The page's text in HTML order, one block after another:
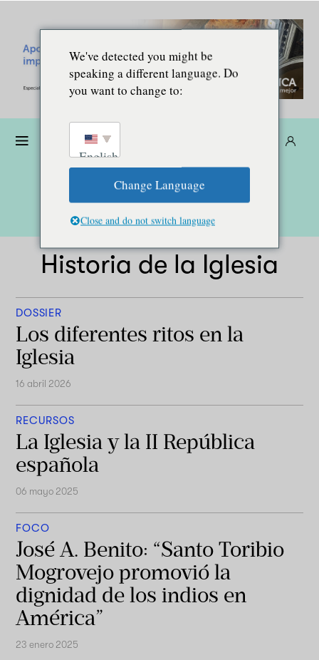
Historia de la Iglesia
DOSSIER
Los diferentes ritos en la
Iglesia
16 abril 2026
RECURSOS
La Iglesia y la II República
española
06 mayo 2025
FOCO
José A. Benito: “Santo Toribio
Mogrovejo promovió la
dignidad de los indios en
América”
23 enero 2025
We've detected you might be
speaking a different language. Do
you want to change to:
English
Change Language
Close and do not switch language